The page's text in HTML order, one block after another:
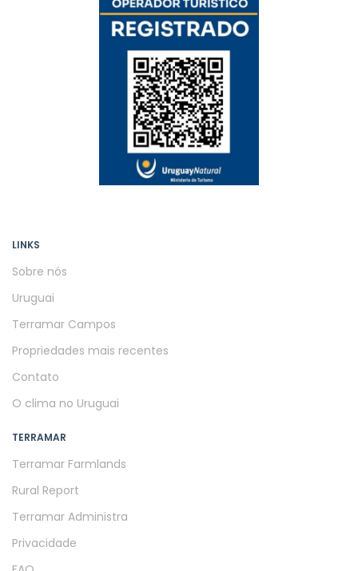
LINKS
Sobre nós
Uruguai
Terramar Campos
Propriedades mais recentes
Contato
O clima no Uruguai
TERRAMAR
Terramar Farmlands
Rural Report
Terramar Administra
Privacidade